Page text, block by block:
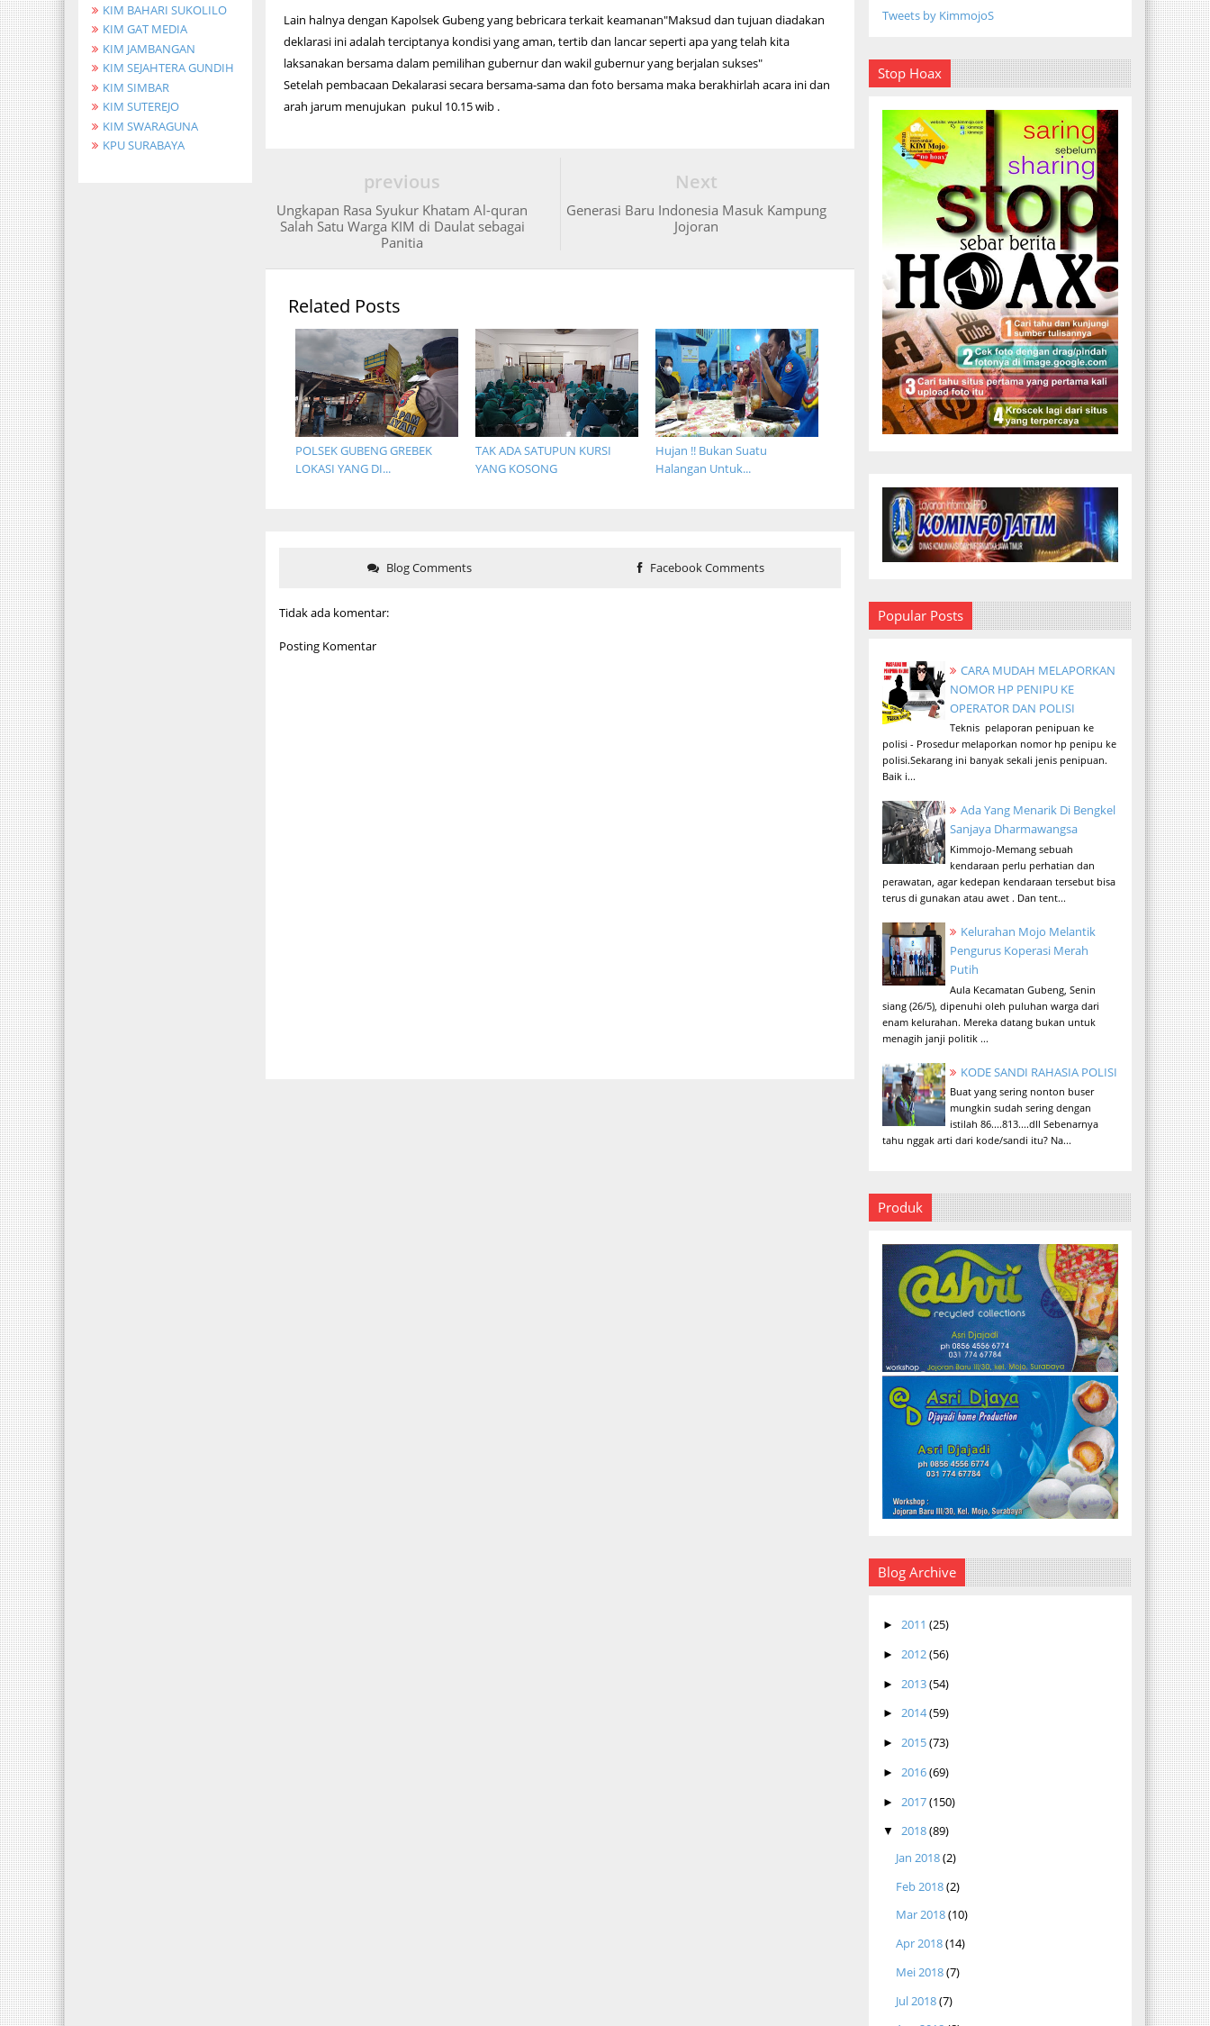
KIM BAHARI SUKOLILO
KIM GAT MEDIA
KIM JAMBANGAN
KIM SEJAHTERA GUNDIH
KIM SIMBAR
KIM SUTEREJO
KIM SWARAGUNA
KPU SURABAYA
Lain halnya dengan Kapolsek Gubeng yang bebricara terkait keamanan"Maksud dan tujuan diadakan
deklarasi ini adalah terciptanya kondisi yang aman, tertib dan lancar seperti apa yang telah kita
laksanakan bersama dalam pemilihan gubernur dan wakil gubernur yang berjalan sukses"
Setelah pembacaan Dekalarasi secara bersama-sama dan foto bersama maka berakhirlah acara ini dan
arah jarum menujukan pukul 10.15 wib .
Next
Generasi Baru Indonesia Masuk Kampung
Jojoran
previous
Ungkapan Rasa Syukur Khatam Al-quran
Salah Satu Warga KIM di Daulat sebagai
Panitia
Related Posts
Hujan !! Bukan Suatu
Halangan Untuk...
TAK ADA SATUPUN KURSI
YANG KOSONG
POLSEK GUBENG GREBEK
LOKASI YANG DI...
Blog Comments Facebook Comments
Tidak ada komentar:
Posting Komentar
Tweets by KimmojoS
Stop Hoax
Popular Posts
CARA MUDAH MELAPORKAN
NOMOR HP PENIPU KE
OPERATOR DAN POLISI
Teknis pelaporan penipuan ke
polisi - Prosedur melaporkan nomor hp penipu ke
polisi.Sekarang ini banyak sekali jenis penipuan.
Baik i...
Ada Yang Menarik Di Bengkel
Sanjaya Dharmawangsa
Kimmojo-Memang sebuah
kendaraan perlu perhatian dan
perawatan, agar kedepan kendaraan tersebut bisa
terus di gunakan atau awet . Dan tent...
Kelurahan Mojo Melantik
Pengurus Koperasi Merah
Putih
Aula Kecamatan Gubeng, Senin
siang (26/5), dipenuhi oleh puluhan warga dari
enam kelurahan. Mereka datang bukan untuk
menagih janji politik ...
KODE SANDI RAHASIA POLISI
Buat yang sering nonton buser
mungkin sudah sering dengan
istilah 86....813....dll Sebenarnya
tahu nggak arti dari kode/sandi itu? Na...
Produk
Blog Archive
► 2011 (25)
► 2012(56)
► 2013(54)
► 2014(59)
► 2015(73)
► 2016(69)
► 2017(150)
▼ 2018(89)
Jan 2018(2)
Feb 2018(2)
Mar 2018(10)
Apr 2018(14)
Mei 2018(7)
Jul 2018(7)